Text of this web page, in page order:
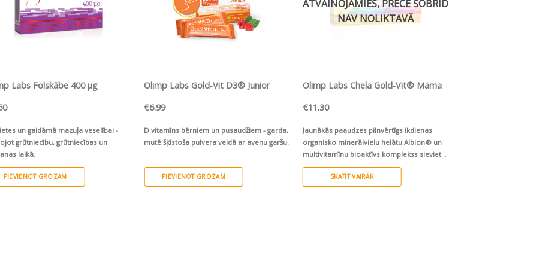
ĀTRS SKATS
Labs Folskābe 400 µg
un gaidāmā mazuļa veselībai -
grūtniecību, grūtniecības un
laikā.
PIEVIENOT GROZAM
ĀTRS SKATS
Olimp Labs Gold-Vit D3® Junior
€6.99
D vitamīns bērniem un pusaudžiem - garda,
mutē šķīstoša pulvera veidā ar aveņu garšu.
PIEVIENOT GROZAM
ĀTRS SKATS
ATVAINOJAMIES, PRECE ŠOBRĪD
NAV NOLIKTAVĀ
Olimp Labs Chela Gold-Vit® Mama
€11.30
Jaunākās paaudzes pilnvērtīgs ikdienas
organisko minerālvielu helātu Albion® un
multivitamīnu bioaktīvs komplekss sievietes
un gaidāmā mazuļa veselībai.
SKATĪT VAIRĀK